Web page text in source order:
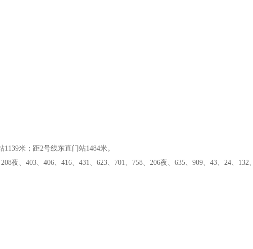
米；距2号线东直门站1484米。
夜、403、406、416、431、623、701、758、206夜、635、909、43、24、132、